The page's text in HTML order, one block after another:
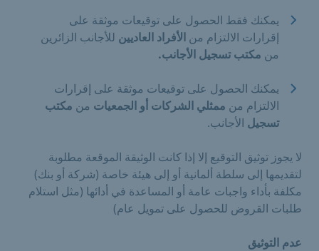
يمكنك فقط الحصول على توقيعات موثقة على
إقرارات الالتزام من الأفراد العاديين للأجانب الزائرين
من مكتب تسجيل الأجانب.
يمكنك الحصول على توقيعات موثقة على إقرارات
الالتزام من ممثلي الشركات أو الجمعيات من مكتب
تسجيل الأجانب.
لا يجوز توثيق التوقيع إلا إذا كانت الوثيقة الموقعة مطلوبة
لتقديمها إلى سلطة ألمانية أو إلى هيئة خاصة (شركة أو بنك)
مكلفة بأداء واجبات عامة أو المساعدة في أدائها (مثل استلام
طلبات القروض للحصول على تمويل عام)
عدم التوثيق